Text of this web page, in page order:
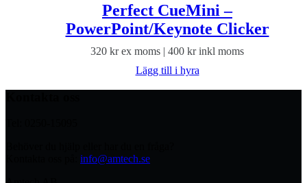
Perfect CueMini –
PowerPoint/Keynote Clicker
320 krex moms | 400 krinkl moms
Lägg till i hyra
info@amtech.se